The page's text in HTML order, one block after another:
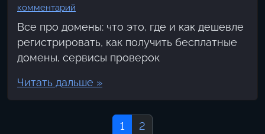
комментарий
Все про домены: что это, где и как дешевле
регистрировать, как получить бесплатные
домены, сервисы проверок
Читать дальше »
Current Page
1 Page
2